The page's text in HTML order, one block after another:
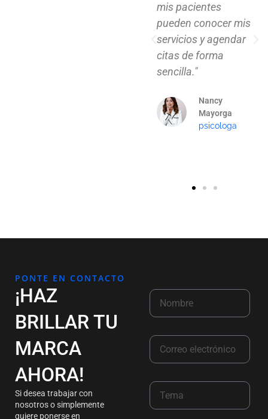
mis pacientes
pueden conocer mis
servicios y agendar
citas de forma
sencilla."
Nancy
Mayorga
psicologa
PONTE EN CONTACTO
¡HAZ
BRILLAR TU
MARCA
AHORA!
Si desea trabajar con
nosotros o simplemente
quiere ponerse en